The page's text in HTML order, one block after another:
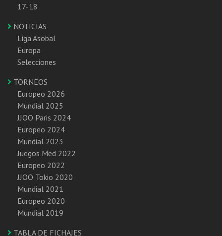
17-18
NOTICIAS
Liga Asobal
Europa
Selecciones
TORNEOS
Europeo 2026
Mundial 2025
JJOO Paris 2024
Europeo 2024
Mundial 2023
Juegos Med 2022
Europeo 2022
JJOO Tokio 2020
Mundial 2021
Europeo 2020
Mundial 2019
TABLA DE FICHAJES